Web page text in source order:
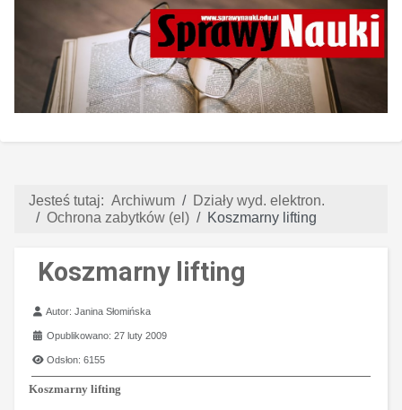
Jesteś tutaj: Archiwum
Działy wyd. elektron.
Ochrona zabytków (el)
Koszmarny lifting
Koszmarny lifting
Szczegóły
Autor:Janina Słomińska
Opublikowano: 27 luty 2009
Odsłon: 6155
Koszmarny lifting